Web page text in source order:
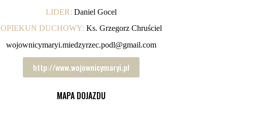
LIDER: Daniel Gocel
OPIEKUN DUCHOWY: Ks. Grzegorz Chruściel
wojownicymaryi.miedzyrzec.podl@gmail.com
http://www.wojownicymaryi.pl
MAPA DOJAZDU